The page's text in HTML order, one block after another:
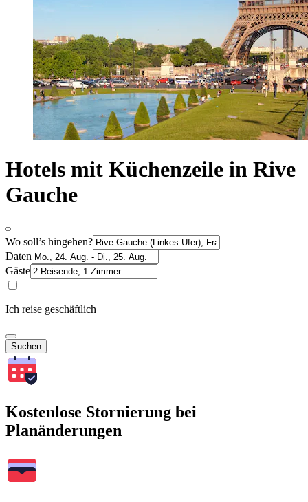
Hotels mit Küchenzeile in Rive
Gauche
Wo soll’s hingehen?
Daten
Gäste
Ich reise geschäftlich
Suchen
Kostenlose Stornierung bei
Planänderungen